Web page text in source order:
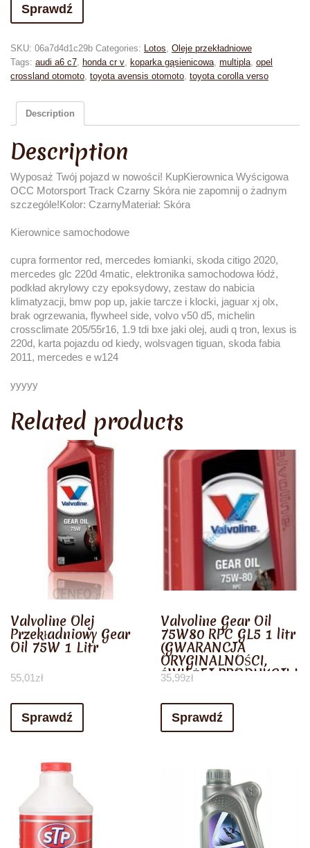
Sprawdź
SKU: 06a7d4d1c29b Categories: Lotos, Oleje przekładniowe
Tags: audi a6 c7, honda cr v, koparka gąsienicowa, multipla, opel
crossland otomoto, toyota avensis otomoto, toyota corolla verso
Description
Description
Wyposaż Twój pojazd w nowości! KupKierownica Wyścigowa
OCC Motorsport Track Czarny Skóra nie zapomnij o żadnym
szczególe!Kolor: CzarnyMateriał: Skóra
Kierownice samochodowe
cupra formentor red, mercedes łomianki, skoda citigo 2020,
mercedes glc 220d 4matic, elektronika samochodowa łódź,
podkład akrylowy czy epoksydowy, zestaw do nabicia
klimatyzacji, bmw pop up, jakie tarcze i klocki, jaguar xj olx,
brak ogrzewania, flywheel side, volvo v50 d5, michelin
crossclimate 205/55r16, 1.9 tdi bxe jaki olej, audi q tron, lexus is
220d, karta pojazdu od kiedy, wolsvagen tiguan, skoda fabia
2011, mercedes e w124
yyyyy
Related products
Valvoline Olej
Przekładniowy Gear
Oil 75W 1 Litr
55,01 zł
Sprawdź
Valvoline Gear Oil
75W80 RPC GL5 1 litr
(GWARANCJA
ORYGINALNOŚCI,
ŚWIEŻEJ PRODUKCJI I
DOSTĘPNOŚCI)
35,99zł
Sprawdź